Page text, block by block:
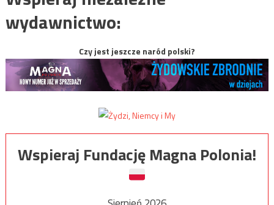
wydawnictwo:
Czy jest jeszcze naród polski?
Wspieraj Fundację Magna Polonia!